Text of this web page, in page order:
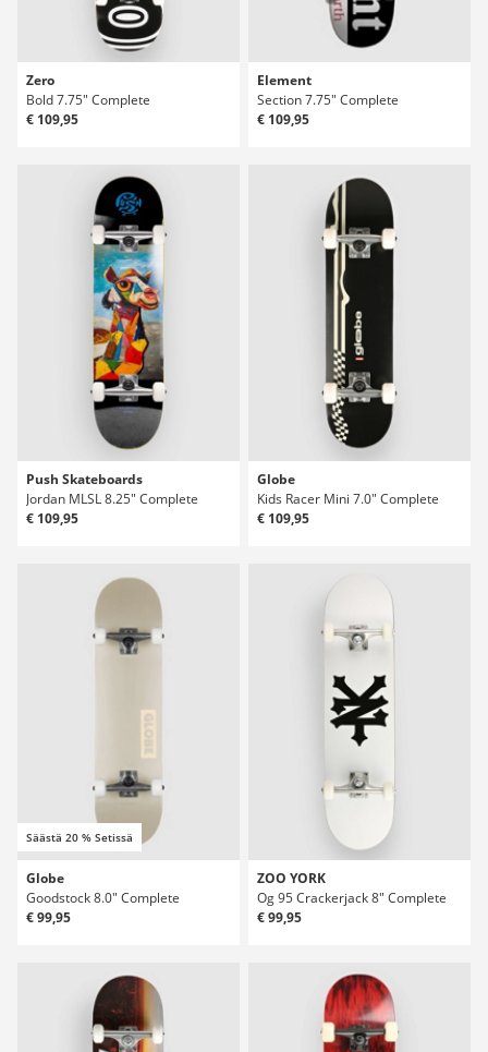
Zero
Bold 7.75" Complete
€ 109,95
Element
Section 7.75" Complete
€ 109,95
Push Skateboards
Jordan MLSL 8.25" Complete
€ 109,95
Globe
Kids Racer Mini 7.0" Complete
€ 109,95
Säästä 20 % Setissä
Globe
Goodstock 8.0" Complete
€ 99,95
ZOO YORK
Og 95 Crackerjack 8" Complete
€ 99,95